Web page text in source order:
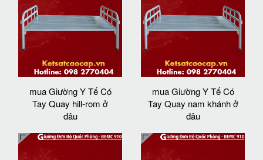
mua Giường Y Tế Có
Tay Quay hill-rom ở
đâu
mua Giường Y Tế Có
Tay Quay nam khánh ở
đâu